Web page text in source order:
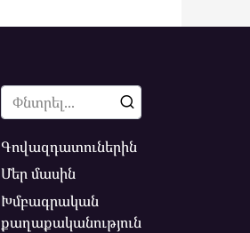
Search
for:
Գովազդատուներին
Մեր մասին
Խմբագրական
քաղաքականություն